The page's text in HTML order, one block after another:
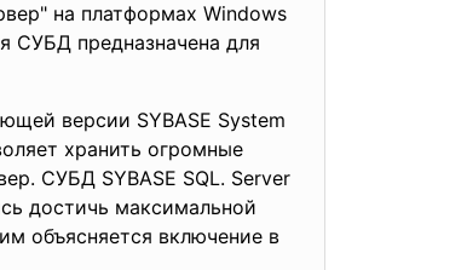
на платформах Windows
СУБД предназначена для
версии SYBASE System
хранить огромные
СУБД SYBASE SQL. Server
достичь максимальной
объясняется включение в